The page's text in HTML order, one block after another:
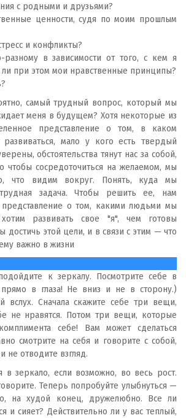
с родными и друзьями?
ценности, судя по моим прошлым
и конфликты?
в зависимости от того, с кем я
при этом мои нравственные принципы?
самый трудный вопрос, который мы
меня в будущем? Хотя некоторые из
представление о том, в каком
развиваться, мало у кого есть твердый
обстоятельства тянут нас за собой,
чтобы сосредоточиться на желаемом, мы
что видим вокруг. Понять, куда мы
задача. Чтобы решить ее, нам
о том, какими людьми мы
развивать свое "я", чем готовы
достичь этой цели, и в связи с этим — что
важно в жизни
к зеркалу. Посмотрите себе в
прямо в глаза! Не вниз и не в сторону.)
вслух. Сначала скажите себе три вещи,
не нравятся. Потом три вещи, которые
себе! Вам может сделаться
смотрите на себя и говорите с собой,
не отводите взгляд.
в зеркало, если возможно, во весь рост.
Теперь попробуйте улыбнуться —
на худой конец, дружелюбно. Все ли
и сияет? Действительно ли у вас теплый,